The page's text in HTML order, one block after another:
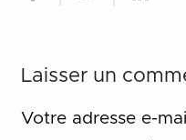
Laisser un
Votre adresse e-